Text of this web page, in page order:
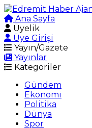
Ana Sayfa
Üyelik
Üye Girişi
Yayın/Gazete
Yayınlar
Kategoriler
Gündem
Ekonomi
Politika
Dünya
Spor